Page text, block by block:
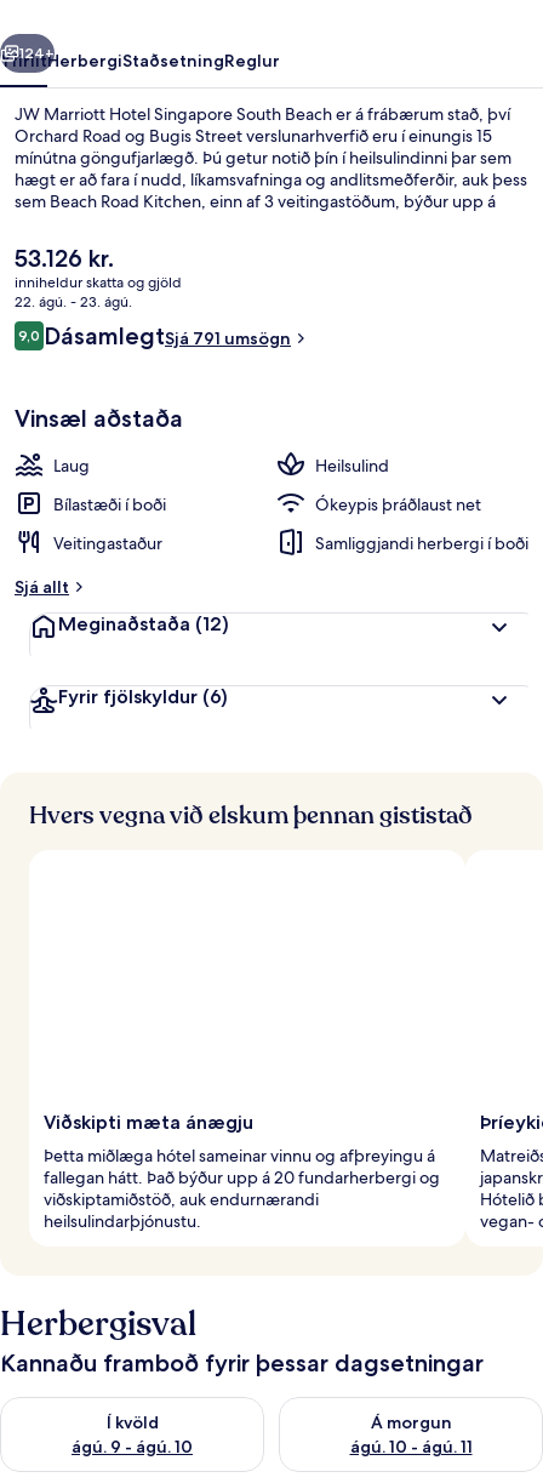
Næsta
124+
YfirlitHerbergiStaðsetningReglur
JW Marriott Hotel Singapore South Beach er á frábærum stað, því
Orchard Road og Bugis Street verslunarhverfið eru í einungis 15
mínútna göngufjarlægð. Þú getur notið þín í heilsulindinni þar sem
hægt er að fara í nudd, líkamsvafninga og andlitsmeðferðir, auk þess
sem Beach Road Kitchen, einn af 3 veitingastöðum, býður upp á
matargerðarlist er sérhæfing staðarins. Meðal annarra þæginda á
þessu hóteli fyrir vandláta eru 2 útilaugar, bar við
sundlaugarbakkann og líkamsræktaraðstaða. Aðrir gestir hafa
sérstaklega sagt að hjálpsamt starfsfólk sé meðal helstu kosta
gististaðarins. Það er ekki langt að fara til að komast í
almenningssamgöngur: Esplanade lestarstöðin er í nokkurra skrefa
Núverandi
verð
er
53.126 kr.
53.126 kr.
inniheldur skatta og gjöld
22. ágú. - 23. ágú.
Umsagnir
9,09,0 af 10
DásamlegtSjá 791 umsögn
Vinsæl aðstaða
Laug
Heilsulind
Bílastæði í boði
Ókeypis þráðlaust net
Veitingastaður
Samliggjandi herbergi í boði
Sjá allt
Meginaðstaða (12)
Fyrir fjölskyldur (6)
Hvers vegna við elskum þennan gististað
Viðskipti mæta ánægju
Þetta miðlæga hótel sameinar vinnu og afþreyingu á
fallegan hátt. Það býður upp á 20 fundarherbergi og
viðskiptamiðstöð, auk endurnærandi
heilsulindarþjónustu.
Hótelið
vegan-
Herbergisval
Kannaðu framboð fyrir þessar dagsetningar
Í kvöld
ágú. 9 - ágú. 10
Athuga framboð í kvöld ágú. 9 - ágú. 10
Á morgun
ágú. 10 - ágú. 11
Athuga framboð á morgun